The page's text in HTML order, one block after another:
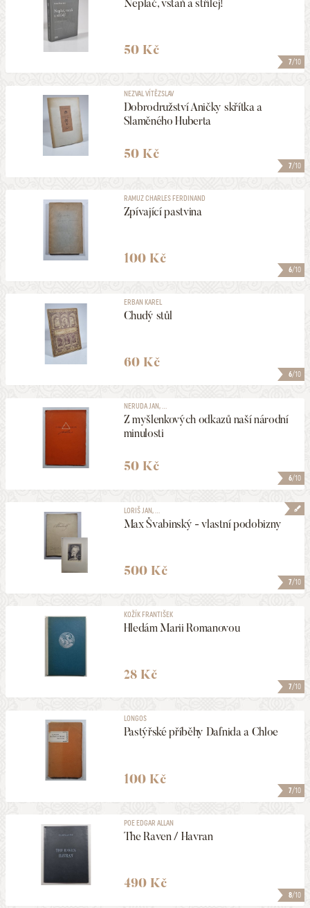
7/10
Neplač, vstaň a střílej!
50 Kč
7/10
NEZVAL VÍTĚZSLAV
Dobrodružství Aničky skřítka a
Slaměného Huberta
50 Kč
6/10
RAMUZ CHARLES FERDINAND
Zpívající pastvina
100 Kč
6/10
ERBAN KAREL
Chudý stůl
60 Kč
6/10
NERUDA JAN, ...
Z myšlenkových odkazů naší národní
minulosti
50 Kč
7/10
LORIŠ JAN, ...
Max Švabinský - vlastní podobizny
500 Kč
7/10
KOŽÍK FRANTIŠEK
Hledám Marii Romanovou
28 Kč
7/10
LONGOS
Pastýřské příběhy Dafnida a Chloe
100 Kč
8/10
POE EDGAR ALLAN
The Raven / Havran
490 Kč